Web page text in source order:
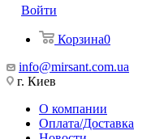
Войти
Корзина0
info@mirsant.com.ua
г. Киев
О компании
Оплата/Доставка